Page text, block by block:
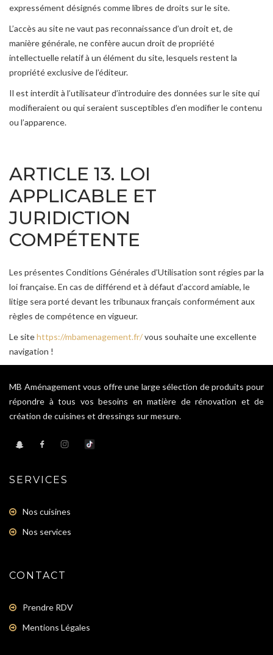
expressément désignés comme libres de droits sur le site.
L’accès au site ne vaut pas reconnaissance d’un droit et, de
manière générale, ne confère aucun droit de propriété
intellectuelle relatif à un élément du site, lesquels restent la
propriété exclusive de l’éditeur.
Il est interdit à l’utilisateur d’introduire des données sur le site qui
modifieraient ou qui seraient susceptibles d’en modifier le contenu
ou l’apparence.
ARTICLE 13. LOI
APPLICABLE ET
JURIDICTION
COMPÉTENTE
Les présentes Conditions Générales d’Utilisation sont régies par la
loi française. En cas de différend et à défaut d’accord amiable, le
litige sera porté devant les tribunaux français conformément aux
règles de compétence en vigueur.
Le sitehttps://mbamenagement.fr/vous souhaite une excellente
navigation !
MB Aménagement vous offre une large sélection de produits pour
répondre à tous vos besoins en matière de rénovation et de
création de cuisines et dressings sur mesure.
SERVICES
Nos cuisines
Nos services
CONTACT
Prendre RDV
Mentions Légales